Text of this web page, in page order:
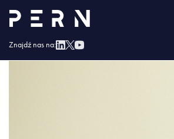
Znajdź nas na:
a003b25aeabccf3cffa9d92ee461e710